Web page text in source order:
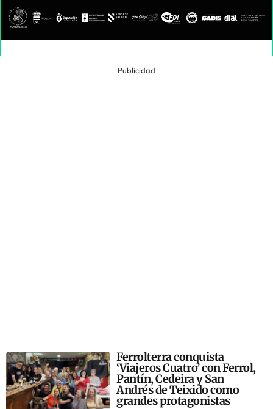
Publicidad
Ferrolterra conquista
‘Viajeros Cuatro’ con Ferrol,
Pantín, Cedeira y San
Andrés de Teixido como
grandes protagonistas